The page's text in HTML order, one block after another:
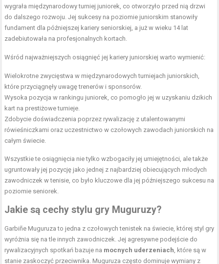
wygrała międzynarodowy turniej juniorek, co otworzyło przed nią drzwi
do dalszego rozwoju. Jej sukcesy na poziomie juniorskim stanowiły
fundament dla późniejszej kariery seniorskiej, a już w wieku 14 lat
zadebiutowała na profesjonalnych kortach.
Wśród najważniejszych osiągnięć jej kariery juniorskiej warto wymienić:
Wielokrotne zwycięstwa w międzynarodowych turniejach juniorskich,
które przyciągnęły uwagę trenerów i sponsorów.
Wysoka pozycja w rankingu juniorek, co pomogło jej w uzyskaniu dzikich
kart na prestiżowe turnieje.
Zdobycie doświadczenia poprzez rywalizację z utalentowanymi
rówieśniczkami oraz uczestnictwo w czołowych zawodach juniorskich na
całym świecie.
Wszystkie te osiągnięcia nie tylko wzbogaciły jej umiejętności, ale także
ugruntowały jej pozycję jako jednej z najbardziej obiecujących młodych
zawodniczek w tenisie, co było kluczowe dla jej późniejszego sukcesu na
poziomie seniorek.
Jakie są cechy stylu gry Muguruzy?
Garbiñe Muguruza to jedna z czołowych tenistek na świecie, której styl gry
wyróżnia się na tle innych zawodniczek. Jej agresywne podejście do
rywalizacyjnych spotkań bazuje na mocnych uderzeniach, które są w
stanie zaskoczyć przeciwnika. Muguruza często dominuje wymiany z